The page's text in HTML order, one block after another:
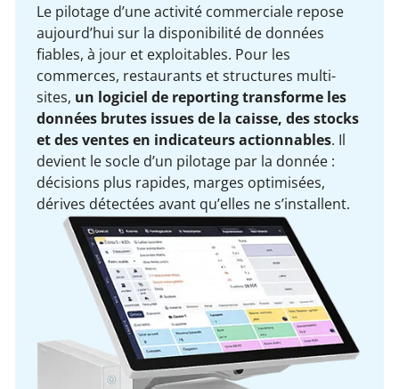
Le pilotage d’une activité commerciale repose
aujourd’hui sur la disponibilité de données
fiables, à jour et exploitables. Pour les
commerces, restaurants et structures multi-
sites, un logiciel de reporting transforme les
données brutes issues de la caisse, des stocks
et des ventes en indicateurs actionnables. Il
devient le socle d’un pilotage par la donnée :
décisions plus rapides, marges optimisées,
dérives détectées avant qu’elles ne s’installent.